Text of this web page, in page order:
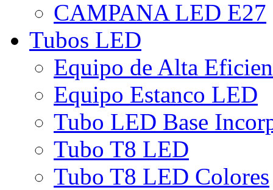
CAMPANA LED E27
Tubos LED
Equipo de Alta
Equipo Estanco LED
Tubo LED Base
Tubo T8 LED
Tubo T8 LED Colores